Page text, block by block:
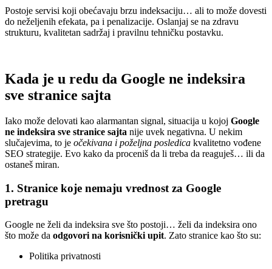
Postoje servisi koji obećavaju brzu indeksaciju… ali to može dovesti
do neželjenih efekata, pa i penalizacije. Oslanjaj se na zdravu
strukturu, kvalitetan sadržaj i pravilnu tehničku postavku.
Kada je u redu da Google ne indeksira
sve stranice sajta
Iako može delovati kao alarmantan signal, situacija u kojoj Google
ne indeksira sve stranice sajta nije uvek negativna. U nekim
slučajevima, to je očekivana i poželjna posledica kvalitetno vođene
SEO strategije. Evo kako da proceniš da li treba da reaguješ… ili da
ostaneš miran.
1. Stranice koje nemaju vrednost za Google
pretragu
Google ne želi da indeksira sve što postoji… želi da indeksira ono
što može da odgovori na korisnički upit. Zato stranice kao što su:
Politika privatnosti